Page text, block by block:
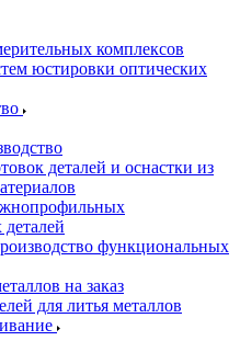
комплексов
юстировки оптических
деталей и оснастки из
функциональных
на заказ
для литья металлов